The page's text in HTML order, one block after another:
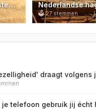
en
Nederlandse
brengt levende
ter wereld in
eieren te
🗳27 stemmen
draagt
je telefoon gebruik jij écht